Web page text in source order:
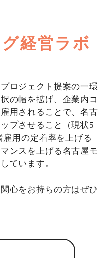
経営ラボ
ロジェクト提案の一環
の幅を拡げ、企業内コ
用されることで、名古
プさせること（現状5
用の定着率を上げる
ンスを上げる名古屋モ
ています。
心をお持ちの方はぜひ